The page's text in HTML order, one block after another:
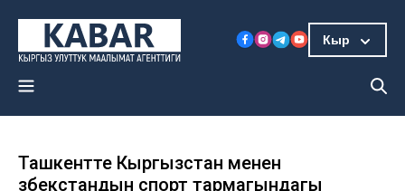
Кыр
Ташкентте Кыргызстан менен
Өзбекстандын спорт тармагындагы